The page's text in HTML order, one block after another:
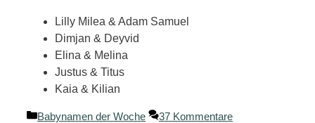
Lilly Milea & Adam Samuel
Dimjan & Deyvid
Elina & Melina
Justus & Titus
Kaia & Kilian
Kategorien
Babynamen der Woche 37 Kommentare